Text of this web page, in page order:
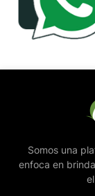
Somos una
enfoca en